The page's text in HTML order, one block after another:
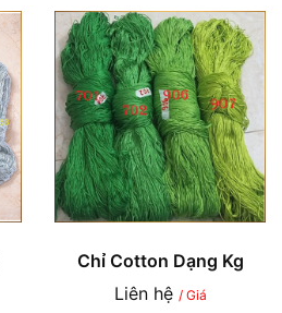
Chỉ Cotton Dạng Kg
Liên hệ / Giá